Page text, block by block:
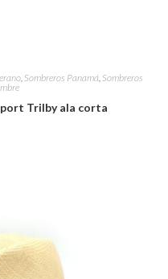
Sombreros Panamá Sombreros
Trilby ala corta